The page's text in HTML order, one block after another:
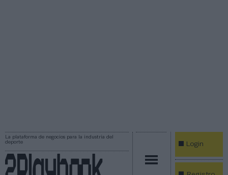
La plataforma de negocios para la industria del
deporte
Login